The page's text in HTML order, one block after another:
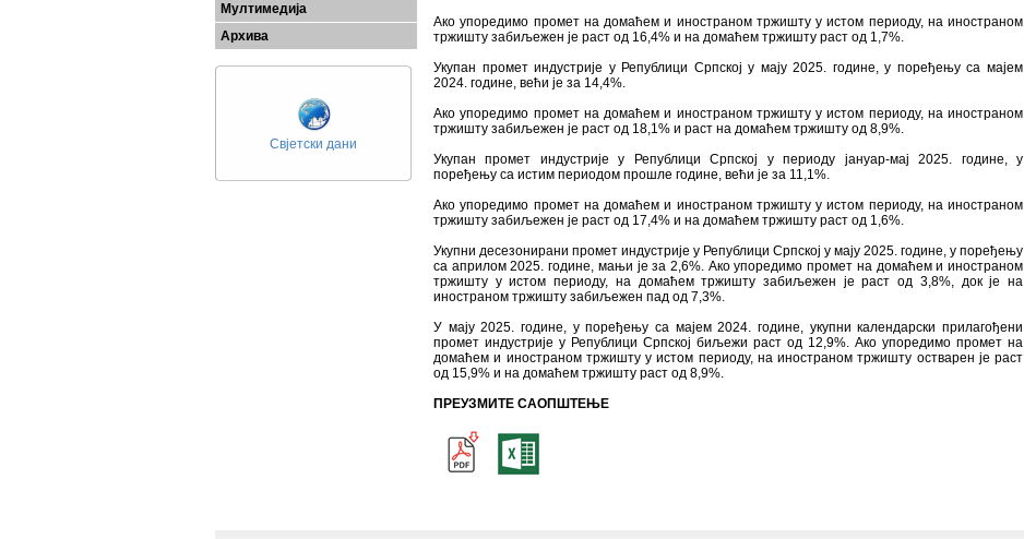
Мултимедија
Архива
Свјетски дани
Ако упоредимо промет на домаћем и иностраном тржишту у истом периоду, на иностраном
тржишту забиљежен је раст од 16,4% и на домаћем тржишту раст од 1,7%.
Укупан промет индустрије у Републици Српској у мају 2025. године, у поређењу са мајем
2024. године, већи је за 14,4%.
Ако упоредимо промет на домаћем и иностраном тржишту у истом периоду, на иностраном
тржишту забиљежен је раст од 18,1% и раст на домаћем тржишту од 8,9%.
Укупан промет индустрије у Републици Српској у периоду јануар-мај 2025. године, у
поређењу са истим периодом прошле године, већи је за 11,1%.
Ако упоредимо промет на домаћем и иностраном тржишту у истом периоду, на иностраном
тржишту забиљежен је раст од 17,4% и на домаћем тржишту раст од 1,6%.
Укупни десезонирани промет индустрије у Републици Српској у мају 2025. године, у поређењу
са априлом 2025. године, мањи је за 2,6%. Ако упоредимо промет на домаћем и иностраном
тржишту у истом периоду, на домаћем тржишту забиљежен је раст од 3,8%, док је на
иностраном тржишту забиљежен пад од 7,3%.
У мају 2025. године, у поређењу са мајем 2024. године, укупни календарски прилагођени
промет индустрије у Републици Српској биљежи раст од 12,9%. Ако упоредимо промет на
домаћем и иностраном тржишту у истом периоду, на иностраном тржишту остварен је раст
од 15,9% и на домаћем тржишту раст од 8,9%.
ПРЕУЗМИТЕ САОПШТЕЊЕ